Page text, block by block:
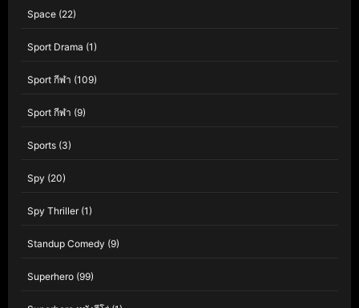
Space (22)
Sport Drama (1)
Sport กีฬา (109)
Sport กีฬา (9)
Sports (3)
Spy (20)
Spy Thriller(1)
Standup Comedy (9)
Superhero (99)